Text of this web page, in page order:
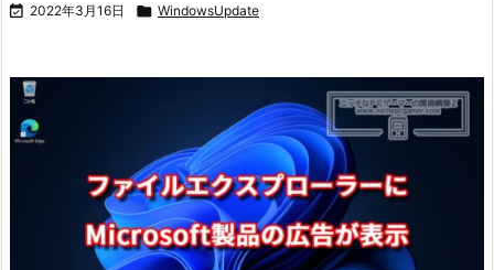
 2022年3月16日  WindowsUpdate